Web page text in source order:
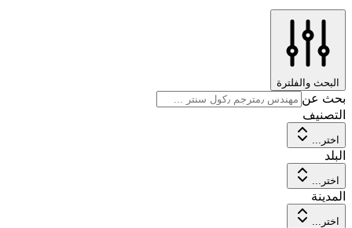
البحث والفلترة
بحث عن
التصنيف
اختر...
البلد
اختر...
المدينة
اختر...